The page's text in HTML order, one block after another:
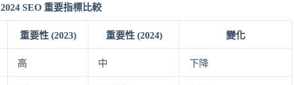
2024 SEO 重要指標比較
重要性 (2023) 重要性 (2024) 變化
高 中 下降